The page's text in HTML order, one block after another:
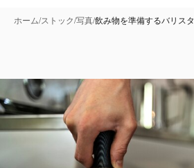
ホーム/ストック/写真/飲み物を準備するバリスタ